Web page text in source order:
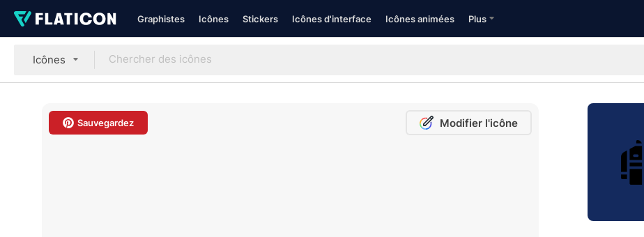
Graphistes Icônes Stickers Icônes d'interface Icônes animées Plus
Icônes
Sauvegardez Modifier l'icône